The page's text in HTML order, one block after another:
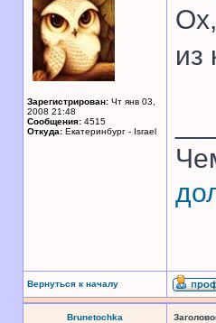
Зарегистрирован: Чт янв 03,
2008 21:48
Сообщения: 4515
Откуда: Екатеринбург - Israel
из
Вернуться к началу
Brunetochka